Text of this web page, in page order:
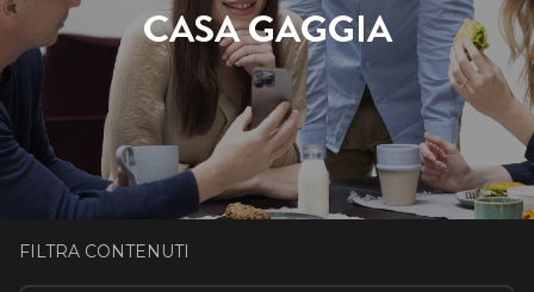
CASA GAGGIA
FILTRA CONTENUTI